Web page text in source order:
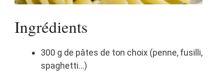
Ingrédients
300 g de pâtes de ton choix (penne, fusilli,
spaghetti…)